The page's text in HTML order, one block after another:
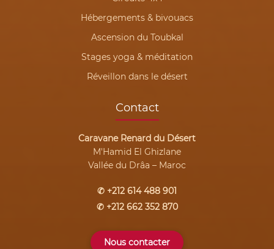
Hébergements & bivouacs
Ascension du Toubkal
Stages yoga & méditation
Réveillon dans le désert
Contact
Caravane Renard du Désert
M'Hamid El Ghizlane
Vallée du Drâa – Maroc
✆ +212 614 488 901
✆ +212 662 352 870
Nous contacter